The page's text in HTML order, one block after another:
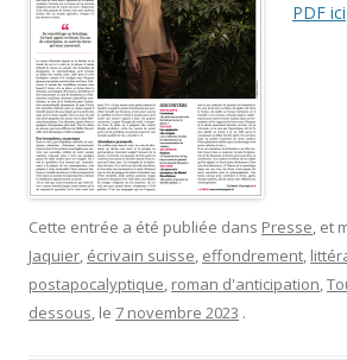
PDF ici
Cette entrée a été publiée dans Presse, et
Jaquier, écrivain suisse, effondrement,
postapocalyptique, roman d'anticipation,
dessous, le 7 novembre 2023 .